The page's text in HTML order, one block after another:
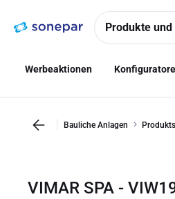
NavigationInhalt
Produkte
Werbeaktionen
Bauliche Anlagen
VIMAR SPA -